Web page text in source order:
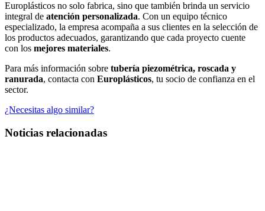
Europlásticos no solo fabrica, sino que también brinda un servicio
integral de atención personalizada. Con un equipo técnico
especializado, la empresa acompaña a sus clientes en la selección de
los productos adecuados, garantizando que cada proyecto cuente
con los mejores materiales.
Para más información sobre tubería piezométrica, roscada y
ranurada, contacta con Europlásticos, tu socio de confianza en el
sector.
¿Necesitas algo similar?
Noticias relacionadas